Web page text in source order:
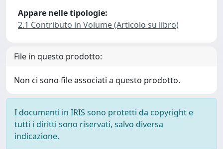
Appare nelle tipologie:
2.1 Contributo in Volume (Articolo su libro)
File in questo prodotto:
Non ci sono file associati a questo prodotto.
I documenti in IRIS sono protetti da copyright e
tutti i diritti sono riservati, salvo diversa
indicazione.